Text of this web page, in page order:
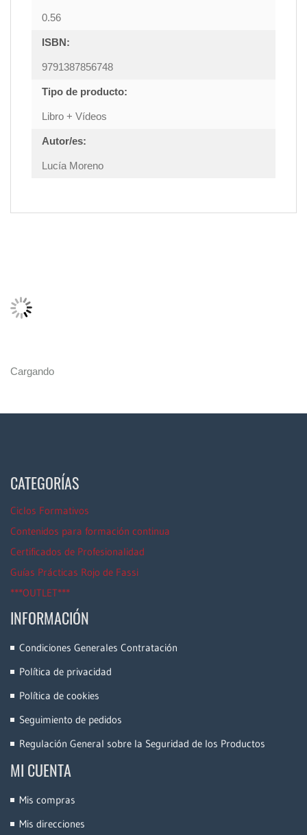
0.56
ISBN:
9791387856748
Tipo de producto:
Libro + Vídeos
Autor/es:
Lucía Moreno
Cargando
CATEGORÍAS
Ciclos Formativos
Contenidos para formación continua
Certificados de Profesionalidad
Guías Prácticas Rojo de Fassi
***OUTLET***
INFORMACIÓN
Condiciones Generales Contratación
Política de privacidad
Política de cookies
Seguimiento de pedidos
Regulación General sobre la Seguridad de los Productos
MI CUENTA
Mis compras
Mis direcciones